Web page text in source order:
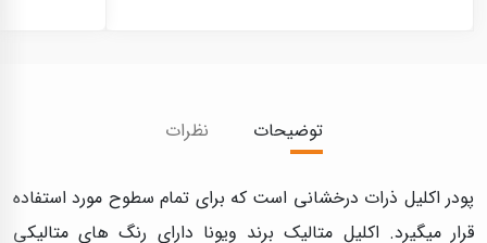
توضیحات نظرات
پودر اکلیل ذرات درخشانی است که برای تمام سطوح مورد استفاده
قرار میگیرد. اکلیل متالیک برند ویونا دارای رنگ های متالیکی